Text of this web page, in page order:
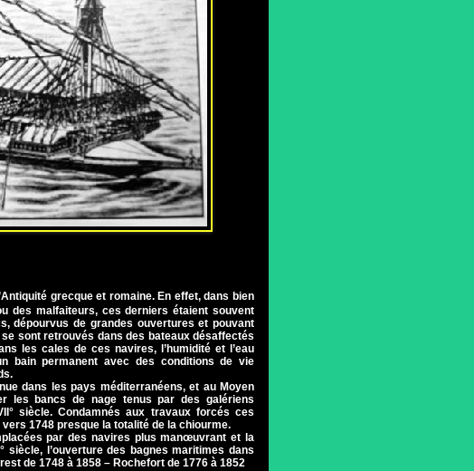
grecque et romaine. En effet, dans bien
des malfaiteurs, ces derniers étaient souvent
dépourvus de grandes ouvertures et pouvant
sont retrouvés dans des bateaux désaffectés
les cales de ces navires, l’humidité et l’eau
bain permanent avec des conditions de vie
dans les pays méditerranéens, et au Moyen
les bancs de nage tenus par des galériens
siècle. Condamnés aux travaux forcés ces
1748 presque la totalité de la chiourme.
par des navires plus manœuvrant et la
l’ouverture des bagnes maritimes dans
de 1748 à 1858 – Rochefort de 1776 à 1852